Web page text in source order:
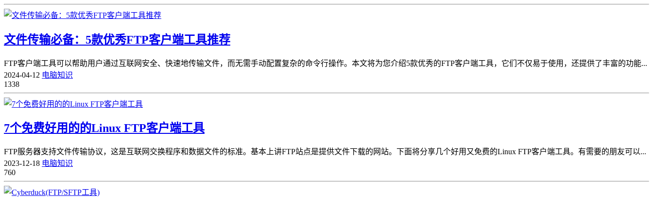
文件传输必备：5款优秀FTP客户端工具推荐
FTP客户端工具可以帮助用户通过互联网安全、快速地传输文件，而无需手动配置复杂的命令行操作。本文将为您介绍5款优秀的FTP客户端工具，它们不仅易于使用，还提供了丰富的功能...
2024-04-12 电脑知识
1338
7个免费好用的的Linux FTP客户端工具
FTP服务器支持文件传输协议，这是互联网交换程序和数据文件的标准。基本上讲FTP站点是提供文件下载的网站。下面将分享几个好用又免费的Linux FTP客户端工具。有需要的朋友可以...
2023-12-18 电脑知识
760